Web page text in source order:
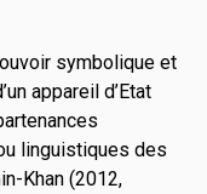
symbolique et
appareil d’Etat
linguistiques des
Khan (2012,